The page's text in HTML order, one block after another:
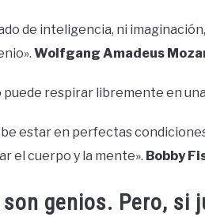
de inteligencia, ni
Wolfgang Amadeus
puede respirar libremente en
estar en perfectas
el cuerpo y la mente». Bobby
son genios. Pero, si